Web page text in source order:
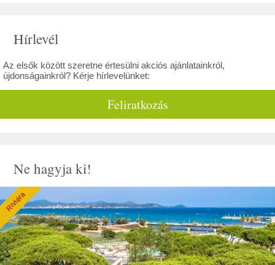
Hírlevél
Az elsők között szeretne értesülni akciós ajánlatainkról,
újdonságainkról? Kérje hírlevelünket:
Feliratkozás
Ne hagyja ki!
Riviéra